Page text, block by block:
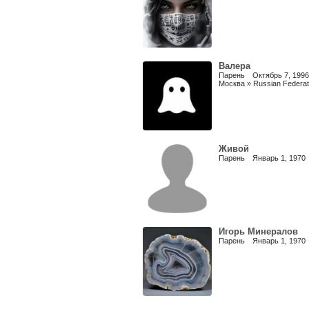
Валера
Парень Октябрь 7, 1996
Москва » Russian
Живой
Парень Январь 1, 1970
Игорь Минералов
Парень Январь 1, 1970